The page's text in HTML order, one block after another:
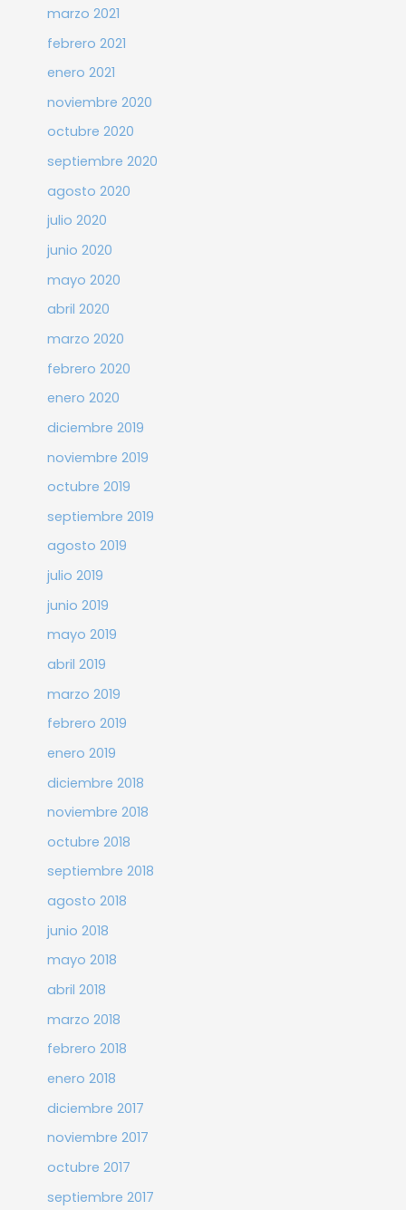
marzo 2021
febrero 2021
enero 2021
noviembre 2020
octubre 2020
septiembre 2020
agosto 2020
julio 2020
junio 2020
mayo 2020
abril 2020
marzo 2020
febrero 2020
enero 2020
diciembre 2019
noviembre 2019
octubre 2019
septiembre 2019
agosto 2019
julio 2019
junio 2019
mayo 2019
abril 2019
marzo 2019
febrero 2019
enero 2019
diciembre 2018
noviembre 2018
octubre 2018
septiembre 2018
agosto 2018
junio 2018
mayo 2018
abril 2018
marzo 2018
febrero 2018
enero 2018
diciembre 2017
noviembre 2017
octubre 2017
septiembre 2017